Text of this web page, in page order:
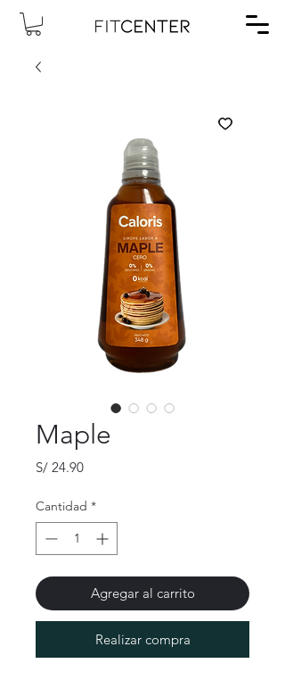
Maple
S/ 24.90Precio
Cantidad *
Agregar al carrito
Realizar compra